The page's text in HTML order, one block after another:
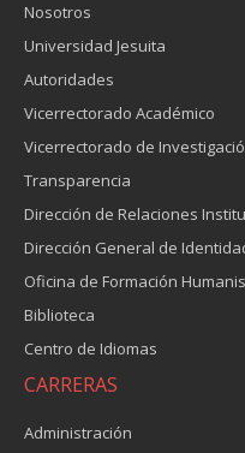
Nosotros
Universidad Jesuita
Autoridades
Vicerrectorado Académico
Vicerrectorado de
Transparencia
Dirección de Relaciones
Dirección General de
Oficina de Formación
Biblioteca
Centro de Idiomas
CARRERAS
Administración